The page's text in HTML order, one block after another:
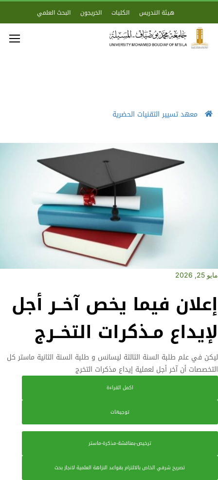
هيئة التدريس الكليات الخريجون البحث العلمي
معهد تسيير التقنيات الحضرية
مايو 25, 2026
إعلان فيما يخص آخــر أجل
لإيداع مـذكرات التخــرج
ليكن في علم طلبة السنة الثالثة ليسانس و طلبة السنة الثانية ماستر كل
التخصصات أن آخر أجل لعملية إيداع مذكرات التخرج
اكمل القراءة
توجيهات
ترخيص-بمناقشة-مذكرة-ماستر
تصريح شرفي الخاص بالالتزام بقواعد النزاهة العلمية لانجاز بحث